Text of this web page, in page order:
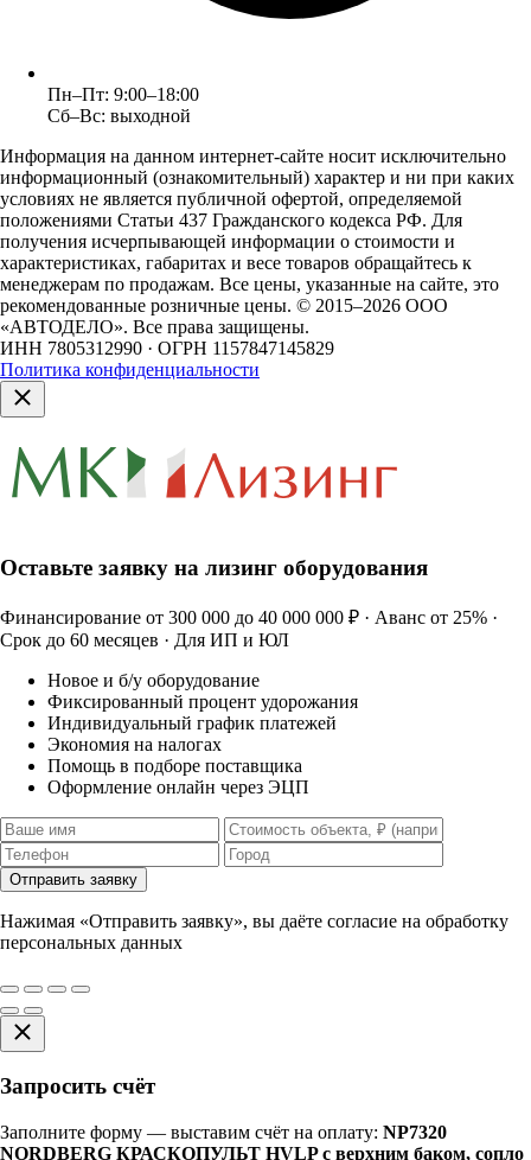
Пн–Пт: 9:00–18:00
Сб–Вс: выходной
Информация на данном интернет-сайте носит исключительно
информационный (ознакомительный) характер и ни при каких
условиях не является публичной офертой, определяемой
положениями Статьи 437 Гражданского кодекса РФ. Для
получения исчерпывающей информации о стоимости и
характеристиках, габаритах и весе товаров обращайтесь к
менеджерам по продажам. Все цены, указанные на сайте, это
рекомендованные розничные цены. © 2015–2026 ООО
«АВТОДЕЛО». Все права защищены.
ИНН 7805312990 · ОГРН 1157847145829
Политика конфиденциальности
Оставьте заявку на лизинг оборудования
Финансирование от 300 000 до 40 000 000 ₽ · Аванс от 25% ·
Срок до 60 месяцев · Для ИП и ЮЛ
Новое и б/у оборудование
Фиксированный процент удорожания
Индивидуальный график платежей
Экономия на налогах
Помощь в подборе поставщика
Оформление онлайн через ЭЦП
Отправить заявку
Нажимая «Отправить заявку», вы даёте согласие на обработку
персональных данных
Запросить счёт
Заполните форму — выставим счёт на оплату: NP7320
NORDBERG КРАСКОПУЛЬТ HVLP с верхним баком, сопло